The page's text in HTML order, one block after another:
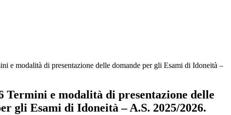
e modalità di presentazione delle domande per gli Esami di Idoneità –
Termini e modalità di presentazione delle
gli Esami di Idoneità – A.S. 2025/2026.